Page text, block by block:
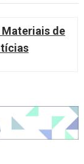
Materiais de